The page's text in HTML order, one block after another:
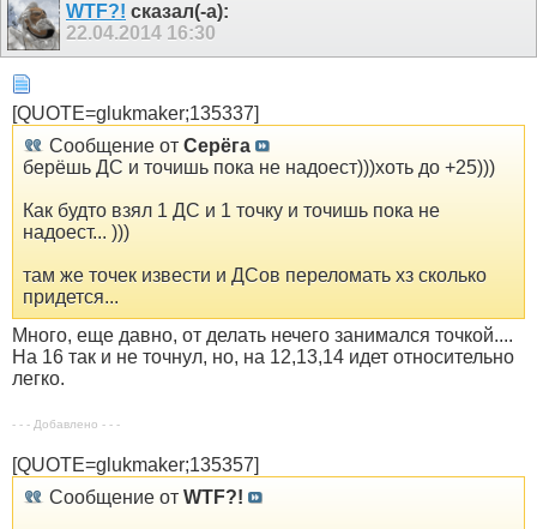
WTF?! сказал(-а):
22.04.2014 16:30
[QUOTE=glukmaker;135337]
Сообщение от Серёга
берёшь ДС и точишь пока не надоест)))хоть до +25)))
Как будто взял 1 ДС и 1 точку и точишь пока не
надоест... )))
там же точек извести и ДСов переломать хз сколько
придется...
Много, еще давно, от делать нечего занимался точкой....
На 16 так и не точнул, но, на 12,13,14 идет относительно
легко.
- - - Добавлено - - -
[QUOTE=glukmaker;135357]
Сообщение от WTF?!